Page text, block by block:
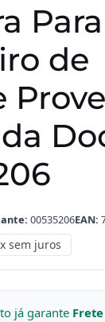
Para
de
00535206EAN:
sem juros
já garante